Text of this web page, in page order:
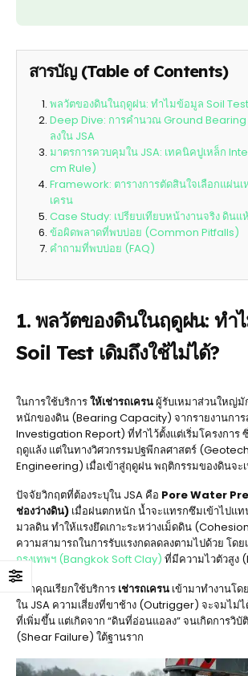
สารบัญ (Table of Contents)
พลวัตของดินในฤดูฝน: ทำไมข้อมูล Soil
Deep Dive: การคำนวณ Ground
ลงใน JSA
มาตรการควบคุมใน JSA: เทคนิคปูเหล็ก
cm Rule)
Framework: ตารางการตัดสินใจเลือกแผ่น
เครน
Case Study: เปรียบเทียบหน้างานจริง ดิน
ข้อผิดพลาดที่พบบ่อย (Common Pitfalls)
คำถามที่พบบ่อย (FAQ)
1. พลวัตของดินในฤดูฝน: ทำ
Soil Test เดิมถึงใช้ไม่ได้?
ในการใช้บริการให้เช่ารถเครนผู้รับเหมาส่วนใหญ่มั
หนักของดิน (Bearing Capacity) จากรายงานการ
Investigation Report) ที่ทำไว้ตั้งแต่เริ่มโครงการ
ฤดูแล้ง แต่ในทางวิศวกรรมปฐพีกลศาสตร์
Engineering) เมื่อเข้าสู่ฤดูฝน พฤติกรรมของดินจะ
ปัจจัยวิกฤตที่ต้องระบุใน JSA คือ Pore Water
ช่องว่างดิน) เมื่อฝนตกหนัก น้ำจะแทรกซึมเข้าไปแท
มวลดิน ทำให้แรงยึดเกาะระหว่างเม็ดดิน
ความสามารถในการรับแรงกดลดลงตามไปด้วย โดย
กรุงเทพฯ (Bangkok Soft Clay) ที่มีความไวตัวสูง
หากคุณเรียกใช้บริการ เช่ารถเครน เข้ามาทำงานโ
ใน JSA ความเสี่ยงที่ขาช้าง (Outrigger) จะจมไม่
ที่เพิ่มขึ้น แต่เกิดจาก “ดินที่อ่อนแอลง” จนเกิดการวิบั
(Shear Failure) ใต้ฐานราก